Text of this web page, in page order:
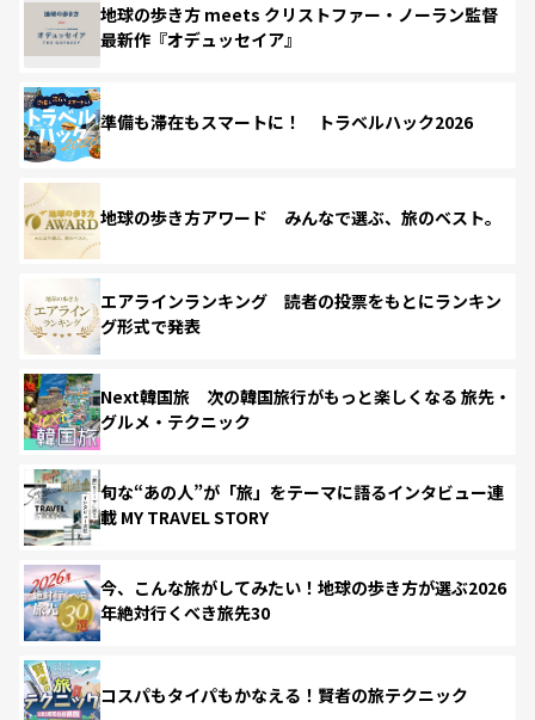
地球の歩き方 meets クリストファー・ノーラン監督
最新作『オデュッセイア』
準備も滞在もスマートに！ トラベルハック2026
地球の歩き方アワード みんなで選ぶ、旅のベスト。
エアラインランキング 読者の投票をもとにランキン
グ形式で発表
Next韓国旅 次の韓国旅行がもっと楽しくなる 旅先・
グルメ・テクニック
旬な“あの人”が「旅」をテーマに語るインタビュー連
載 MY TRAVEL STORY
今、こんな旅がしてみたい！地球の歩き方が選ぶ2026
年絶対行くべき旅先30
コスパもタイパもかなえる！賢者の旅テクニック